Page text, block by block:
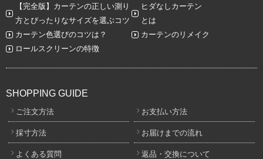
【完全版】カーテンの正しい測り
方とぴったりなサイズを選ぶコツ
ヒダなしカーテン
とは
カーテン色選びのコツは？
カーテンのリメイク
ロールスクリーンの特徴
SHOPPING GUIDE
ご注文方法 お支払い方法
採寸方法 お届けまでの流れ
よくある質問 返品・交換について